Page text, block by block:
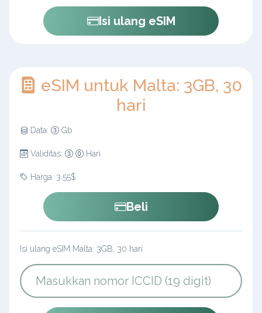
Isi ulang eSIM
eSIM untuk Malta: 3GB, 30
hari
Data: Gb
Validitas: Hari
Harga: 3.55$
Beli
Isi ulang eSIM Malta: 3GB, 30 hari